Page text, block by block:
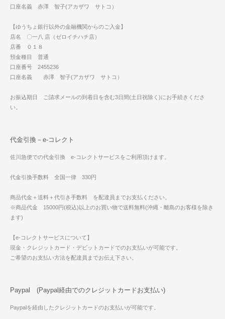
口座名義 赤澤 智子(アカザワ サトコ）
【ゆうちょ銀行以外の金融機関からのご入金】
店名 〇一八 店（ゼロイチハチ店）
店番 ０１８
預金種目 普通
口座番号 2455236
口座名義 赤澤 智子(アカザワ サトコ）
お振込期日 ご請求メールの到着日を含む3日間(土日祝除く)にお手続きくださ
い。
代金引換－e-コレクト
佐川急便での代金引換 e-コレクトサービスをご利用頂けます。
代金引換手数料 全国一律 330円
商品代金＋送料＋代引き手数料 を配達員までお支払ください。
※商品代金 15000円(税込)以上のお買い物で送料無料(沖縄・離島のお客様を除き
ます)
【e-コレクトサービスについて】
現金・クレジットカード・デビットカードでのお支払いが可能です。
ご希望のお支払い方法を配達員までお伝え下さい。
Paypal (Paypal経由でのクレジットカードお支払い)
Paypalを経由したクレジットカードのお支払いが可能です。